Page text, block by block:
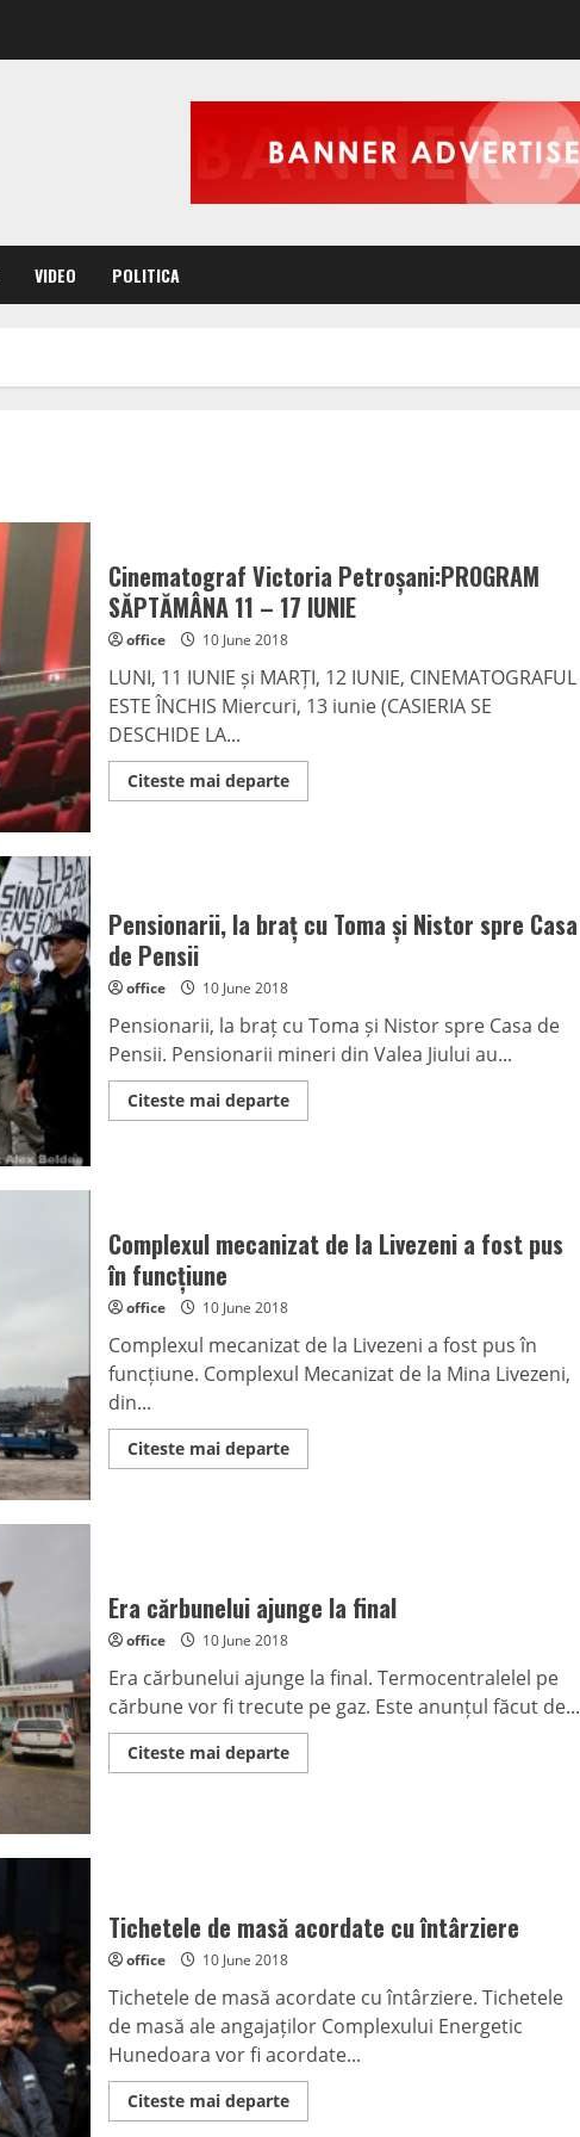
VIDEO POLITICA
Cinematograf Victoria Petroșani:PROGRAM
SĂPTĂMÂNA 11 – 17 IUNIE
office 10 June 2018
LUNI, 11 IUNIE și MARȚI, 12 IUNIE, CINEMATOGRAFUL
ESTE ÎNCHIS Miercuri, 13 iunie (CASIERIA SE
DESCHIDE LA...
Citeste mai departeRead
more
–
17
IUNIE
Pensionarii, la braț cu Toma și Nistor spre Casa
de Pensii
office 10 June 2018
Pensionarii, la braț cu Toma și Nistor spre Casa de
Pensii. Pensionarii mineri din Valea Jiului au...
Citeste mai departeRead
more
Nistor
Pensii
Complexul mecanizat de la Livezeni a fost pus
în funcțiune
office 10 June 2018
Complexul mecanizat de la Livezeni a fost pus în
funcțiune. Complexul Mecanizat de la Mina Livezeni,
din...
Citeste mai departeRead
more
pus
în
funcțiune
Era cărbunelui ajunge la final
office 10 June 2018
Era cărbunelui ajunge la final. Termocentralelel pe
cărbune vor fi trecute pe gaz. Este anunțul făcut de...
Citeste mai departeRead
more
Tichetele de masă acordate cu întârziere
office 10 June 2018
Tichetele de masă acordate cu întârziere. Tichetele
de masă ale angajaților Complexului Energetic
Hunedoara vor fi acordate...
Citeste mai departeRead
more